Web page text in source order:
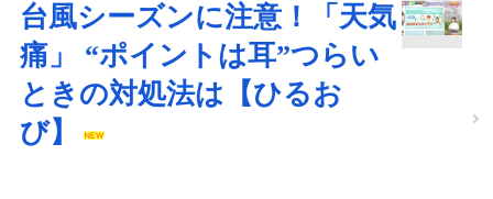
台風シーズンに注意！「天気
痛」 “ポイントは耳”つらい
ときの対処法は【ひるお
び】